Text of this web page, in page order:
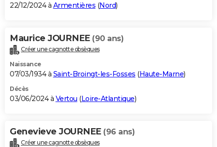
22/12/2024 à Armentières (Nord)
Maurice JOURNEE (90 ans)
Créer une cagnotte obsèques
Naissance
07/03/1934 à Saint-Broingt-les-Fosses (Haute-Marne)
Décès
03/06/2024 à Vertou (Loire-Atlantique)
Genevieve JOURNEE (96 ans)
Créer une cagnotte obsèques